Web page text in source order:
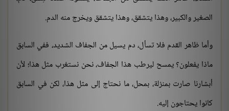
الصغير والكبير، وهذا يتشقق، وهذا يتشقق ويخرج منه الدم.
وأما ظاهر القدم فلا تسأل، دم يسيل من الجفاف الشديد، ففي السابق
ماذا يفعلون؟ يمسح ليرطب هذا الجفاف، نحن نستغرب مثل هذا؛ لأن
أبشارنا صارت بمنزلة، بمحل، ما نحتاج إلى مثل هذا، لكن في السابق
كانوا يحتاجون إليه.